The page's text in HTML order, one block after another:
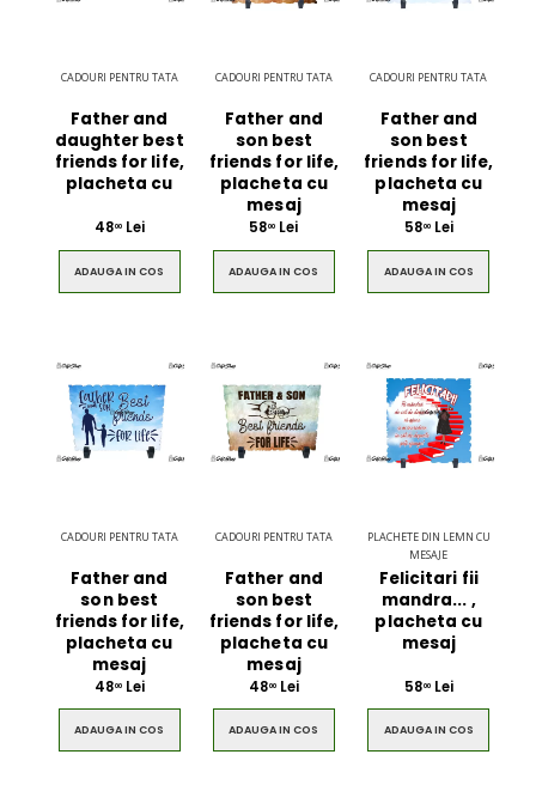
CADOURI PENTRU TATA
Father and
daughter best
friends for life,
placheta cu
4800Lei
ADAUGA IN COS
CADOURI PENTRU TATA
Father and
son best
friends for life,
placheta cu
mesaj
5800 Lei
ADAUGA IN COS
CADOURI PENTRU TATA
Father and
son best
friends for life,
placheta cu
mesaj
5800Lei
ADAUGA IN COS
CADOURI PENTRU TATA
Father and
son best
friends for life,
placheta cu
mesaj
4800Lei
ADAUGA IN COS
CADOURI PENTRU TATA
Father and
son best
friends for life,
placheta cu
mesaj
4800Lei
ADAUGA IN COS
PLACHETE DIN LEMN CU
MESAJE
Felicitari fii
mandra... ,
placheta cu
mesaj
5800Lei
ADAUGA IN COS